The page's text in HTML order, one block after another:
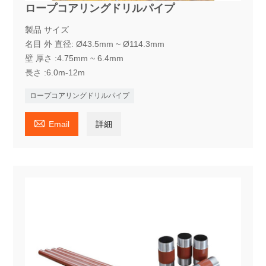
ロープコアリングドリルパイプ
製品 サイズ
名目 外 直径: Ø43.5mm ~ Ø114.3mm
壁 厚さ :4.75mm ~ 6.4mm
長さ :6.0m-12m
ロープコアリングドリルパイプ
 Email 詳細